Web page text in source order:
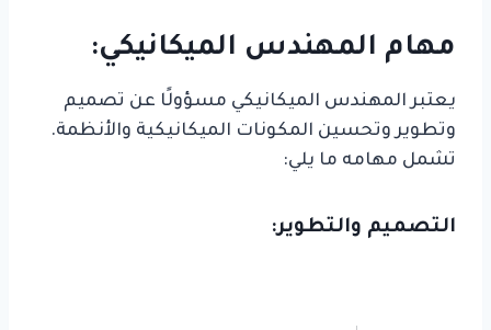
مهام المهندس الميكانيكي:
يعتبر المهندس الميكانيكي مسؤولًا عن تصميم
وتطوير وتحسين المكونات الميكانيكية والأنظمة.
تشمل مهامه ما يلي:
التصميم والتطوير: